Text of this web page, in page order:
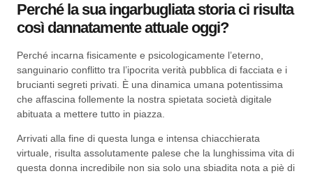
Perché la sua ingarbugliata storia ci risulta
così dannatamente attuale oggi?
Perché incarna fisicamente e psicologicamente l’eterno,
sanguinario conflitto tra l’ipocrita verità pubblica di facciata e i
brucianti segreti privati. È una dinamica umana potentissima
che affascina follemente la nostra spietata società digitale
abituata a mettere tutto in piazza.
Arrivati alla fine di questa lunga e intensa chiacchierata
virtuale, risulta assolutamente palese che la lunghissima vita di
questa donna incredibile non sia solo una sbiadita nota a piè di